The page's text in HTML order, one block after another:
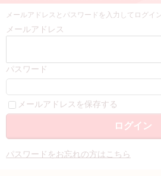
メールアドレスとパスワードを入力してログイ
メールアドレス
パスワード
メールアドレスを保存する
パスワードをお忘れの方はこちら